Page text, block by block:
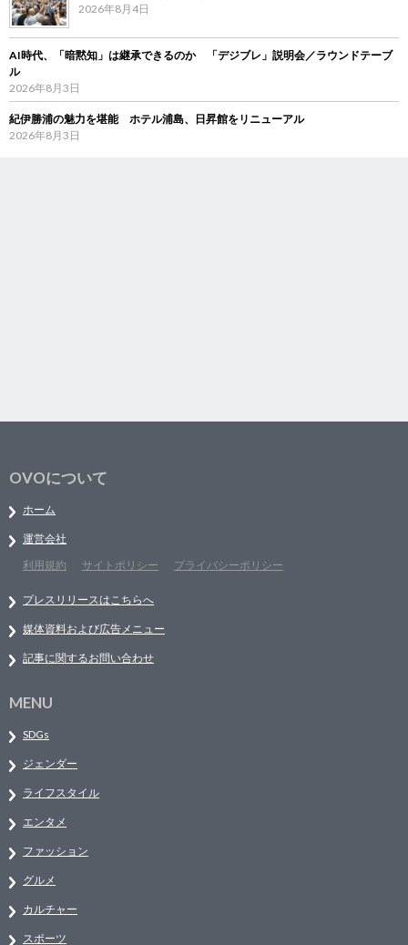
2026年8月4日
AI時代、「暗黙知」は継承できるのか 「デジブレ」説明会／ラウンドテーブ
ル
2026年8月3日
紀伊勝浦の魅力を堪能 ホテル浦島、日昇館をリニューアル
2026年8月3日
OVOについて
ホーム
運営会社
利用規約
サイトポリシー プライバシーポリシー
プレスリリースはこちらへ
媒体資料および広告メニュー
記事に関するお問い合わせ
MENU
SDGs
ジェンダー
ライフスタイル
エンタメ
ファッション
グルメ
カルチャー
スポーツ